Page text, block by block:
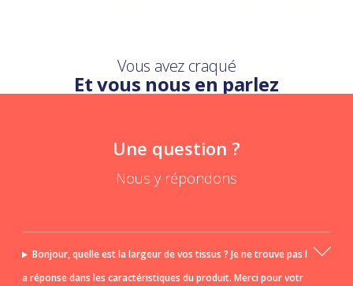
Vous avez craqué
Et vous nous en parlez
Une question ?
Nous y répondons
Bonjour, quelle est la largeur de vos tissus ? Je ne trouve pas l
a réponse dans les caractéristiques du produit. Merci pour votr